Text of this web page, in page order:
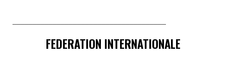
FEDERATION INTERNATIONALE